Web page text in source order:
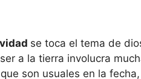
se toca el tema de
a la tierra involucra
son usuales en la